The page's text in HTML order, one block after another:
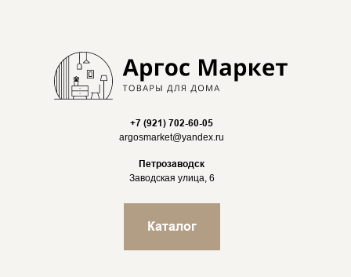
+7 (921) 702-60-05
argosmarket@yandex.ru
Петрозаводск
Заводская улица, 6
Каталог